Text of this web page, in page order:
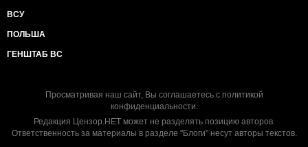
ВСУ
ПОЛЬША
ГЕНШТАБ ВС
Просматривая наш сайт, Вы соглашаетесь с политикой
конфиденциальности.
Редакция Цензор.НЕТ может не разделять позицию авторов.
Ответственность за материалы в разделе "Блоги" несут авторы текстов.